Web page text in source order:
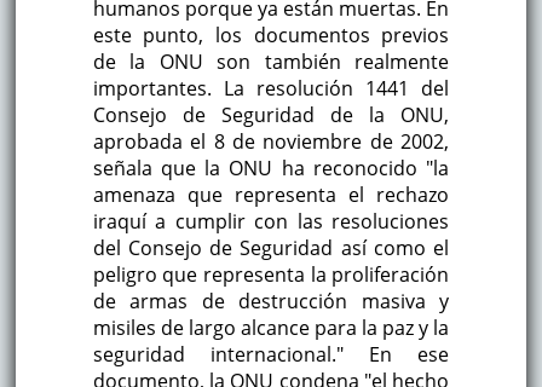
humanos porque ya están muertas. En
este punto, los documentos previos
de la ONU son también realmente
importantes. La resolución 1441 del
Consejo de Seguridad de la ONU,
aprobada el 8 de noviembre de 2002,
señala que la ONU ha reconocido "la
amenaza que representa el rechazo
iraquí a cumplir con las resoluciones
del Consejo de Seguridad así como el
peligro que representa la proliferación
de armas de destrucción masiva y
misiles de largo alcance para la paz y la
seguridad internacional." En ese
documento, la ONU condena "el hecho